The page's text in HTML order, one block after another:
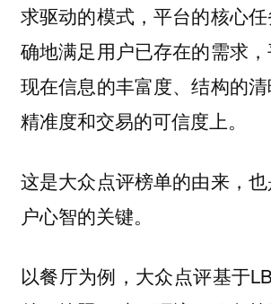
求驱动的模式，平台的核心
确地满足用户已存在的需求
现在信息的丰富度、结构的
精准度和交易的可信度上。
这是大众点评榜单的由来，
户心智的关键。
以餐厅为例，大众点评基于